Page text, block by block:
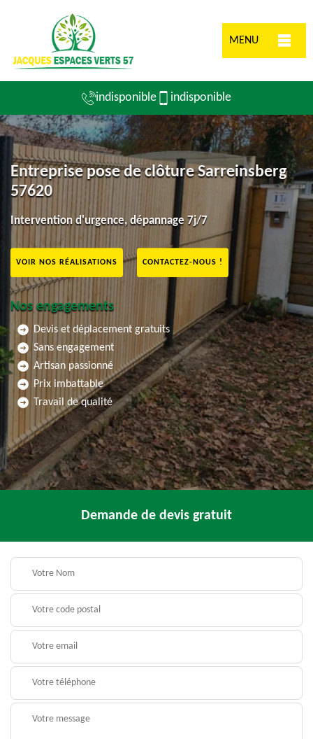
MENU
indisponible indisponible
Entreprise pose de clôture Sarreinsberg
57620
Intervention d'urgence, dépannage 7j/7
VOIR NOS RÉALISATIONS CONTACTEZ-NOUS !
Nos engagements
Devis et déplacement gratuits
Sans engagement
Artisan passionné
Prix imbattable
Travail de qualité
Demande de devis gratuit